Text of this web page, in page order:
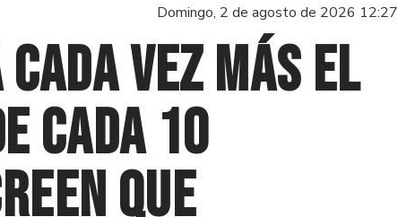
Domingo, 2 de agosto de 2026 12:27
vez más el
cada 10
que